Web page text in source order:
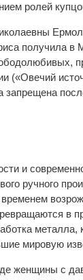
ролей
получила
(«Овечий
запрещена
и
ручного
в
мировую
женщины с